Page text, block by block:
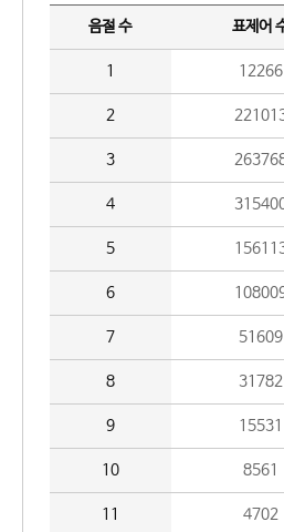
음절 수 표제어
1 12266
2
3
4
5
6
7 51609
8 31782
9 15531
10 8561
11 4702